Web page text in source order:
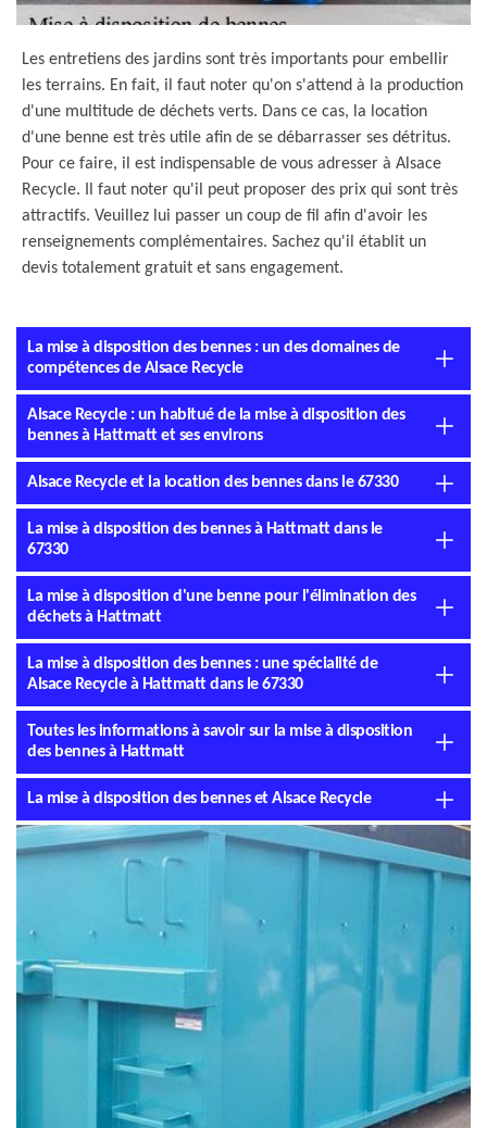
Les entretiens des jardins sont très importants pour embellir
les terrains. En fait, il faut noter qu'on s'attend à la production
d'une multitude de déchets verts. Dans ce cas, la location
d'une benne est très utile afin de se débarrasser ses détritus.
Pour ce faire, il est indispensable de vous adresser à Alsace
Recycle. Il faut noter qu'il peut proposer des prix qui sont très
attractifs. Veuillez lui passer un coup de fil afin d'avoir les
renseignements complémentaires. Sachez qu'il établit un
devis totalement gratuit et sans engagement.
La mise à disposition des bennes : un des domaines de
compétences de Alsace Recycle
Alsace Recycle : un habitué de la mise à disposition des
bennes à Hattmatt et ses environs
Alsace Recycle et la location des bennes dans le 67330
La mise à disposition des bennes à Hattmatt dans le
67330
La mise à disposition d'une benne pour l'élimination des
déchets à Hattmatt
La mise à disposition des bennes : une spécialité de
Alsace Recycle à Hattmatt dans le 67330
Toutes les informations à savoir sur la mise à disposition
des bennes à Hattmatt
La mise à disposition des bennes et Alsace Recycle